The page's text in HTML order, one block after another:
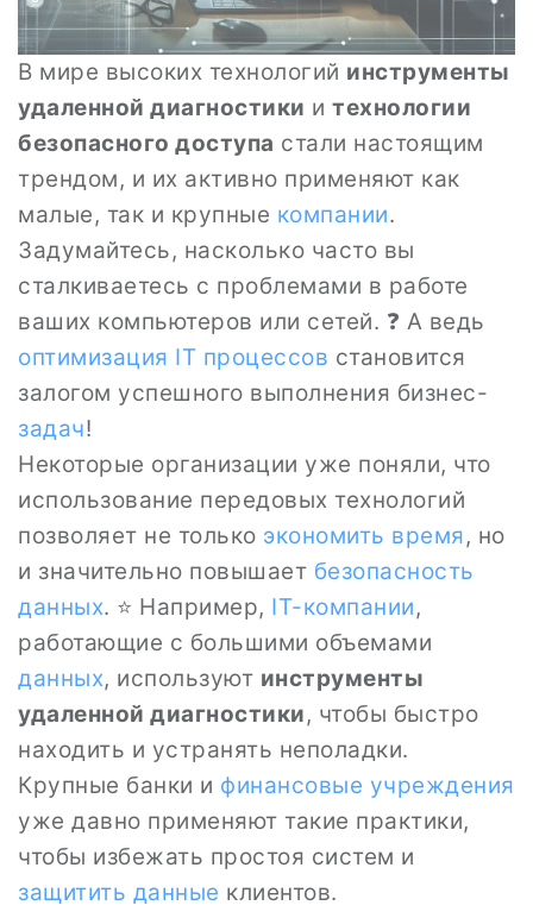
В мире высоких технологий инструменты
удаленной диагностики и технологии
безопасного доступа стали настоящим
трендом, и их активно применяют как
малые, так и крупные компании.
Задумайтесь, насколько часто вы
сталкиваетесь с проблемами в работе
ваших компьютеров или сетей. ❓ А ведь
оптимизация IT процессов становится
залогом успешного выполнения бизнес-
задач!
Некоторые организации уже поняли, что
использование передовых технологий
позволяет не только экономить время, но
и значительно повышает безопасность
данных. ⭐ Например, IT-компании,
работающие с большими объемами
данных, используют инструменты
удаленной диагностики, чтобы быстро
находить и устранять неполадки.
Крупные банки и финансовые учреждения
уже давно применяют такие практики,
чтобы избежать простоя систем и
защитить данные клиентов.